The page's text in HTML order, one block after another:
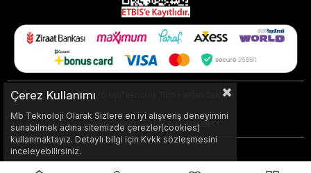
© 2026 MbTeknoloji Tüm Hakları Saklıdır.
Web Tasarım UI/UX >>GraFiVe <<
Çerez Kullanımı
Mb Teknoloji Olarak Sizlere en iyi alışveriş deneyimini
sunabilmek adına sitemizde çerezler(cookies)
kullanmaktayız. Detaylı bilgi için Kvkk sözleşmesini
inceleyebilirsiniz.